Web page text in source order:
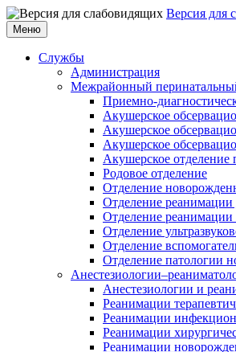
Версия для
Меню
Службы
Администрация
Межрайонный
Приемно-
Акушерское
Акушерское
Акушерское
Акушерское отделение
Родовое отделение
Отделение
Отделение
Отделение
Отделение
Отделение
Отделение патологии
Анестезиологии и
Реанимации
Реанимации
Реанимации
Реанимации